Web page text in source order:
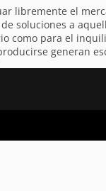
libremente el
soluciones a
como para el
generan